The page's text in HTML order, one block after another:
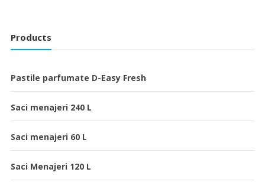
Products
Pastile parfumate D-Easy Fresh
Saci menajeri 240 L
Saci menajeri 60 L
Saci Menajeri 120 L